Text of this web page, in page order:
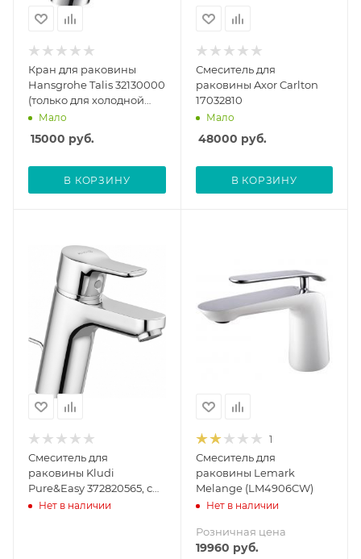
Кран для раковины
Hansgrohe Talis 32130000
(только для холодной
воды)
Мало
15000 руб.
В КОРЗИНУ
Смеситель для
раковины Axor Carlton
17032810
Мало
48000 руб.
В КОРЗИНУ
Смеситель для
раковины Kludi
Pure&Easy 372820565, с
донным клапаном
Нет в наличии
1
Смеситель для
раковины Lemark
Melange (LM4906CW)
Нет в наличии
Розничная цена
19960 руб.